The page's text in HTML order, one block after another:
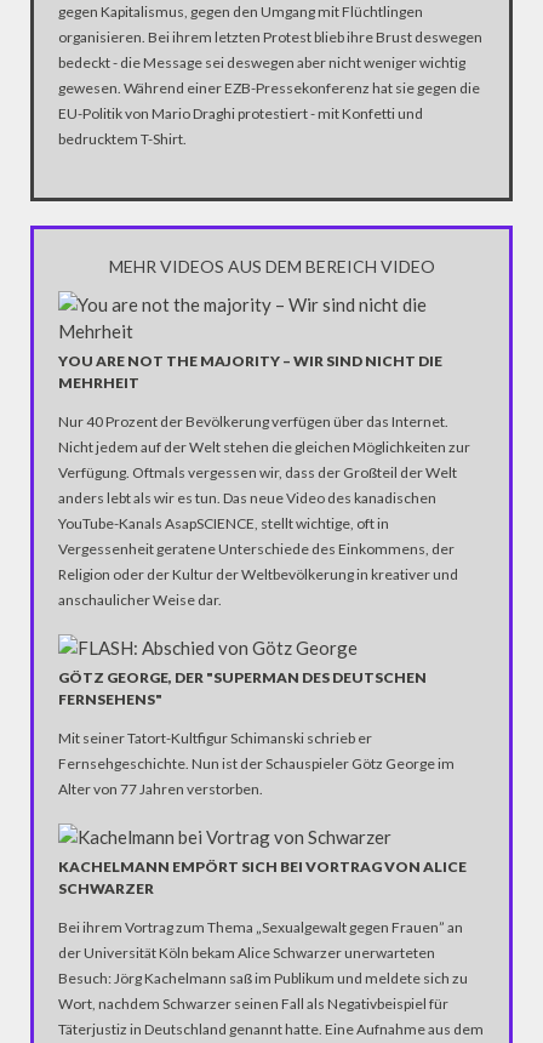
gegen Kapitalismus, gegen den Umgang mit Flüchtlingen
organisieren. Bei ihrem letzten Protest blieb ihre Brust deswegen
bedeckt - die Message sei deswegen aber nicht weniger wichtig
gewesen. Während einer EZB-Pressekonferenz hat sie gegen die
EU-Politik von Mario Draghi protestiert - mit Konfetti und
bedrucktem T-Shirt.
MEHR VIDEOS AUS DEM BEREICH VIDEO
YOU ARE NOT THE MAJORITY – WIR SIND NICHT DIE
MEHRHEIT
Nur 40 Prozent der Bevölkerung verfügen über das Internet.
Nicht jedem auf der Welt stehen die gleichen Möglichkeiten zur
Verfügung. Oftmals vergessen wir, dass der Großteil der Welt
anders lebt als wir es tun. Das neue Video des kanadischen
YouTube-Kanals AsapSCIENCE, stellt wichtige, oft in
Vergessenheit geratene Unterschiede des Einkommens, der
Religion oder der Kultur der Weltbevölkerung in kreativer und
anschaulicher Weise dar.
GÖTZ GEORGE, DER "SUPERMAN DES DEUTSCHEN
FERNSEHENS"
Mit seiner Tatort-Kultfigur Schimanski schrieb er
Fernsehgeschichte. Nun ist der Schauspieler Götz George im
Alter von 77 Jahren verstorben.
KACHELMANN EMPÖRT SICH BEI VORTRAG VON ALICE
SCHWARZER
Bei ihrem Vortrag zum Thema „Sexualgewalt gegen Frauen” an
der Universität Köln bekam Alice Schwarzer unerwarteten
Besuch: Jörg Kachelmann saß im Publikum und meldete sich zu
Wort, nachdem Schwarzer seinen Fall als Negativbeispiel für
Täterjustiz in Deutschland genannt hatte. Eine Aufnahme aus dem